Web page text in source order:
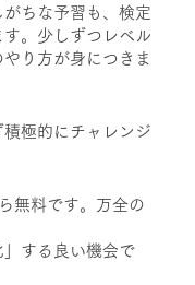
ちな予習も、検定
。少しずつレベル
り方が身につきま
極的にチャレンジ
無料です。万全の
する良い機会で